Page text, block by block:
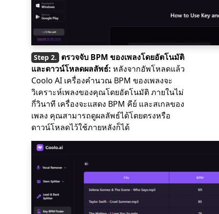
ตรวจจับ BPM ของเพลงโดยอัตโนมัติ
และดาวน์โหลดผลลัพธ์: หลังจากอัพโหลดแล้ว
Coolo AI เครื่องคำนวณ BPM ของเพลงจะ
วิเคราะห์เพลงของคุณโดยอัตโนมัติ ภายในไม่
กี่วินาที เครื่องจะแสดง BPM คีย์ และสเกลของ
เพลง คุณสามารถดูผลลัพธ์ได้โดยตรงหรือ
ดาวน์โหลดไว้ใช้ภายหลังก็ได้